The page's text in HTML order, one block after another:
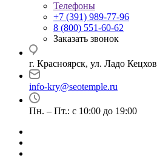
Телефоны
+7 (391) 989-77-96
8 (800) 551-60-62
Заказать звонок
г. Красноярск, ул. Ладо
info-kry@seotemple.ru
Пн. – Пт.: с 10:00 до 19:00